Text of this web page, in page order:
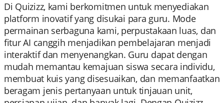
Di Quizizz, kami berkomitmen untuk menyediakan
platform inovatif yang disukai para guru. Mode
permainan serbaguna kami, perpustakaan luas, dan
fitur AI canggih menjadikan pembelajaran menjadi
interaktif dan menyenangkan. Guru dapat dengan
mudah memantau kemajuan siswa secara individu,
membuat kuis yang disesuaikan, dan memanfaatkan
beragam jenis pertanyaan untuk tinjauan unit,